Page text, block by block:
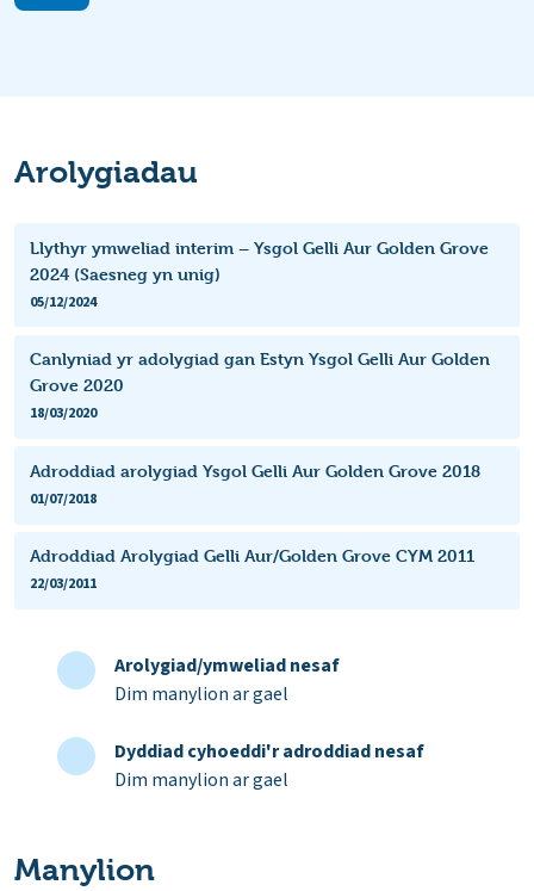
Arolygiadau
Llythyr ymweliad interim – Ysgol Gelli Aur Golden Grove
2024 (Saesneg yn unig)
05/12/2024
Canlyniad yr adolygiad gan Estyn Ysgol Gelli Aur Golden
Grove 2020
18/03/2020
Adroddiad arolygiad Ysgol Gelli Aur Golden Grove 2018
01/07/2018
Adroddiad Arolygiad Gelli Aur/Golden Grove CYM 2011
22/03/2011
Arolygiad/ymweliad nesaf
Dim manylion ar gael
Dyddiad cyhoeddi'r adroddiad nesaf
Dim manylion ar gael
Manylion